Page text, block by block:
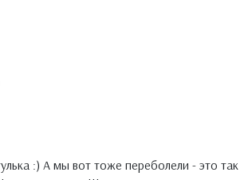
:) А мы вот тоже переболели - это так